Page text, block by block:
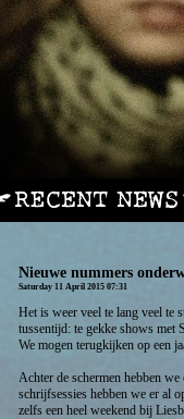
Nieuwe nummers
Saturday 11 April 2015 07:31
Het is weer veel te lang veel te
tussentijd: te gekke shows met
We mogen terugkijken op een
Achter de schermen hebben
schrijfsessies hebben we er al
zelfs een heel weekend bij